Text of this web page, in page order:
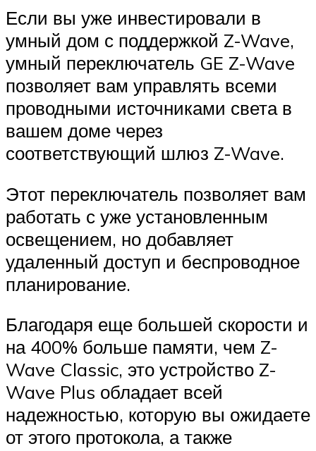
Если вы уже инвестировали в
умный дом с поддержкой Z-Wave,
умный переключатель GE Z-Wave
позволяет вам управлять всеми
проводными источниками света в
вашем доме через
соответствующий шлюз Z-Wave.
Этот переключатель позволяет вам
работать с уже установленным
освещением, но добавляет
удаленный доступ и беспроводное
планирование.
Благодаря еще большей скорости и
на 400% больше памяти, чем Z-
Wave Classic, это устройство Z-
Wave Plus обладает всей
надежностью, которую вы ожидаете
от этого протокола, а также